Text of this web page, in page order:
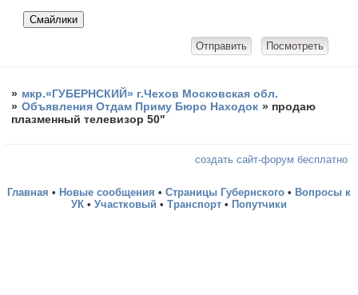
» мкр.«ГУБЕРНСКИЙ» г.Чехов Московская обл.
» Объявления Отдам Приму Бюро Находок » продаю
плазменный телевизор 50"
создать сайт-форум бесплатно
Главная • Новые сообщения • Страницы Губернского • Вопросы к
УК • Участковый • Транспорт • Попутчики